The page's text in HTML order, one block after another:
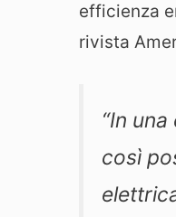
efficienza
rivista
“In
così